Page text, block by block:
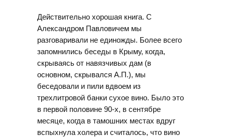
Действительно хорошая книга. С
Александром Павловичем мы
разговаривали не единожды. Более всего
запомнились беседы в Крыму, когда,
скрываясь от навязчивых дам (в
основном, скрывался А.П.), мы
беседовали и пили вдвоем из
трехлитровой банки сухое вино. Было это
в первой половине 90-х, в сентябре
месяце, когда в тамошних местах вдруг
вспыхнула холера и считалось, что вино